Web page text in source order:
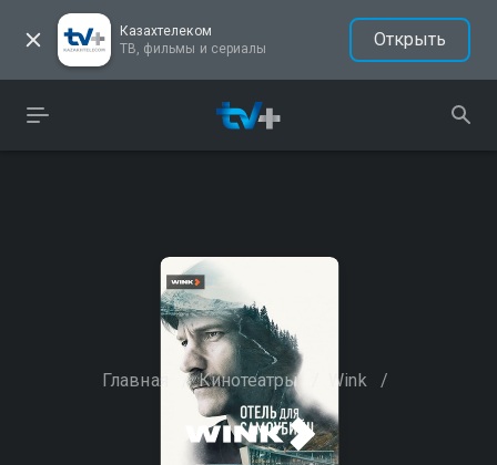
Казахтелеком
ТВ, фильмы и сериалы
Открыть
Главная / Кинотеатры Wink /